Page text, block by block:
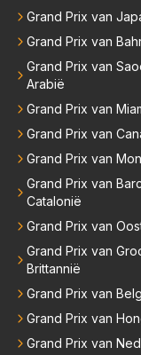
s de F1 en auto
jke
en om de autos
er echte
gkomt naar de F1
Grand Prix van
Grand Prix van
Grand Prix van
Arabië
Grand Prix van
Grand Prix van
Grand Prix van
Grand Prix van
Catalonië
Grand Prix van
Grand Prix van
Brittannië
Grand Prix van
Grand Prix van
Grand Prix van